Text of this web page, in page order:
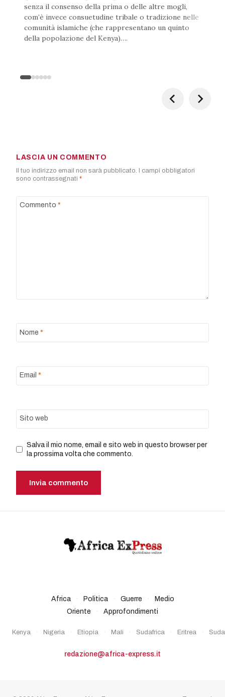
senza il consenso della prima o delle altre mogli,
com’è invece consuetudine tribale o tradizione nelle
comunità islamiche (che rappresentano un quinto
della popolazione del Kenya)….
LASCIA UN COMMENTO
Il tuo indirizzo email non sarà pubblicato. I campi obbligatori
sono contrassegnati *
Commento *
Nome *
Email *
Sito web
Salva il mio nome, email e sito web in questo browser per
la prossima volta che commento.
Africa · Politica · Guerre ·
Medio
Oriente
· Approfondimenti
Kenya · Nigeria · Etiopia · Mali · Sudafrica · Eritrea ·
redazione@africa-express.it